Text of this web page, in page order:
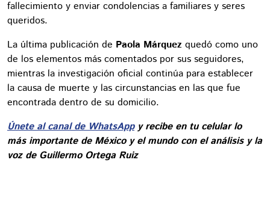
fallecimiento y enviar condolencias a familiares y seres
queridos.
La última publicación de Paola Márquez quedó como uno
de los elementos más comentados por sus seguidores,
mientras la investigación oficial continúa para establecer
la causa de muerte y las circunstancias en las que fue
encontrada dentro de su domicilio.
Únete al canal de WhatsAppy recibe en tu celular lo
más importante de México y el mundo con el análisis y la
voz de Guillermo Ortega Ruiz